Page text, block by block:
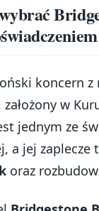
koncern z
założony w
jednym ze
a jej zaplecze
oraz